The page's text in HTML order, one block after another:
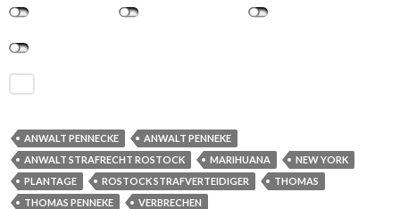
ANWALT PENNECKE
ANWALT PENNEKE
ANWALT STRAFRECHT ROSTOCK
MARIHUANA
NEW YORK
PLANTAGE
ROSTOCK STRAFVERTEIDIGER
THOMAS
THOMAS PENNEKE
VERBRECHEN